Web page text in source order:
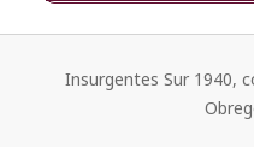
Insurgentes Sur 1940,